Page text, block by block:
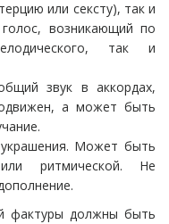
или сексту), так и
возникающий по
так и
звук в аккордах,
а может быть
Может быть
или ритмической. Не
фактуры должны быть